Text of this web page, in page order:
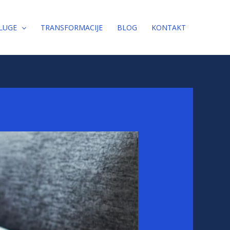
TRANSFORMACIJE BLOG KONTAKT